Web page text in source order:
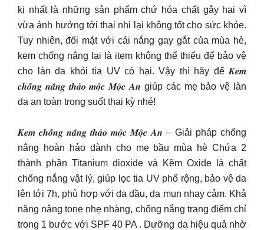
kị nhất là những sản phẩm chứ hóa chất gây hại vì
vừa ảnh hưởng tới thai nhi lại không tốt cho sức khỏe.
Tuy nhiên, đối mặt với cái nắng gay gắt của mùa hè,
kem chống nắng lại là item không thể thiếu để bảo vệ
cho làn da khỏi tia UV có hại. Vậy thì hãy để 𝑲𝒆𝒎
𝒄𝒉𝒐̂́𝒏𝒈 𝒏𝒂̆́𝒏𝒈 𝒕𝒉𝒂̉𝒐 𝒎𝒐̣̂𝒄 𝑴𝒐̣̂𝒄 𝑨𝒏 giúp các mẹ bảo vệ làn
da an toàn trong suốt thai kỳ nhé!
𝑲𝒆𝒎 𝒄𝒉𝒐̂́𝒏𝒈 𝒏𝒂̆́𝒏𝒈 𝒕𝒉𝒂̉𝒐 𝒎𝒐̣̂𝒄 𝑴𝒐̣̂𝒄 𝑨𝒏 – Giải pháp chống
nắng hoàn hảo dành cho mẹ bầu mùa hè Chứa 2
thành phần Titanium dioxide và Kẽm Oxide là chất
chống nắng vật lý, giúp lọc tia UV phổ rộng, bảo vệ da
lên tới 7h, phù hợp với da dầu, da mụn nhạy cảm. Khả
năng nâng tone nhẹ nhàng, chống nắng trang điểm chỉ
trong 1 bước với SPF 40 PA . Dưỡng da hiệu quả nhờ